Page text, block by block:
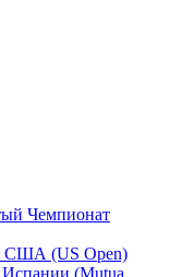
Чемпионат
США (US Open)
(Mutua